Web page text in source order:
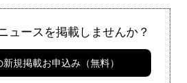
ュースを掲載しませんか？
規掲載お申込み（無料）